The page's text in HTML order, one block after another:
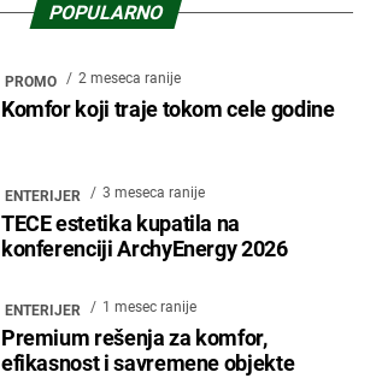
POPULARNO
PROMO 2 meseca ranije
Komfor koji traje tokom cele godine
ENTERIJER 3 meseca ranije
TECE estetika kupatila na
konferenciji ArchyEnergy 2026
ENTERIJER 1 mesec ranije
Premium rešenja za komfor,
efikasnost i savremene objekte